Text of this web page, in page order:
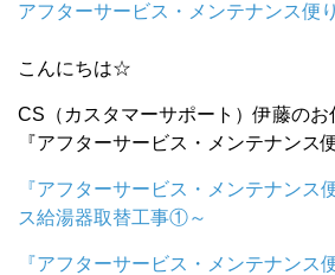
アフターサービス・メンテナンス便り
こんにちは☆
CS（カスタマーサポート）伊藤のお
『アフターサービス・メンテナンス
『アフターサービス・メンテナンス
ス給湯器取替工事①～
『アフターサービス・メンテナンス